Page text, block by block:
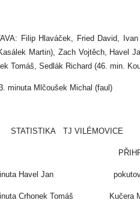
Filip Hlaváček, Fried David,
Martin), Zach Vojtěch, Havel
Tomáš, Sedlák Richard (46. min.
minuta Mlčoušek Michal (faul)
TJ VILÉMOVICE
Havel Jan pokutový kop
Crhonek Tomáš Kučera